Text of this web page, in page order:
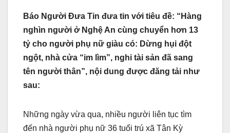
Báo Người Đưa Tin đưa tin với tiêu đề: “Hàng
nghìn người ở Nghệ An cùng chuyển hơn 13
tỷ cho người phụ nữ giàu có: Dừng hụi đột
ngột, nhà cửa “im lìm”, nghi tài sản đã sang
tên người thân”, nội dung được đăng tải như
sau:
Những ngày vừa qua, nhiều người liên tục tìm
đến nhà người phụ nữ 36 tuổi trú xã Tân Kỳ